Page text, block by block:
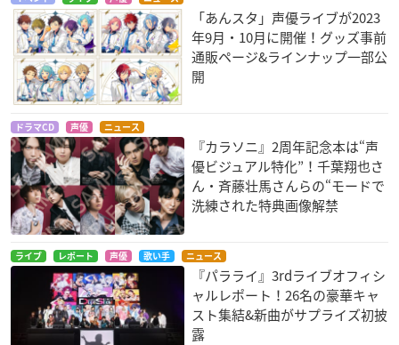
「あんスタ」声優ライブが2023
年9月・10月に開催！グッズ事前
通販ページ&ラインナップ一部公
開
ドラマCD 声優 ニュース
『カラソニ』2周年記念本は“声
優ビジュアル特化”！千葉翔也さ
ん・斉藤壮馬さんらの“モードで
洗練された特典画像解禁
ライブ レポート 声優 歌い手 ニュース
『パラライ』3rdライブオフィシ
ャルレポート！26名の豪華キャ
スト集結&新曲がサプライズ初披
露